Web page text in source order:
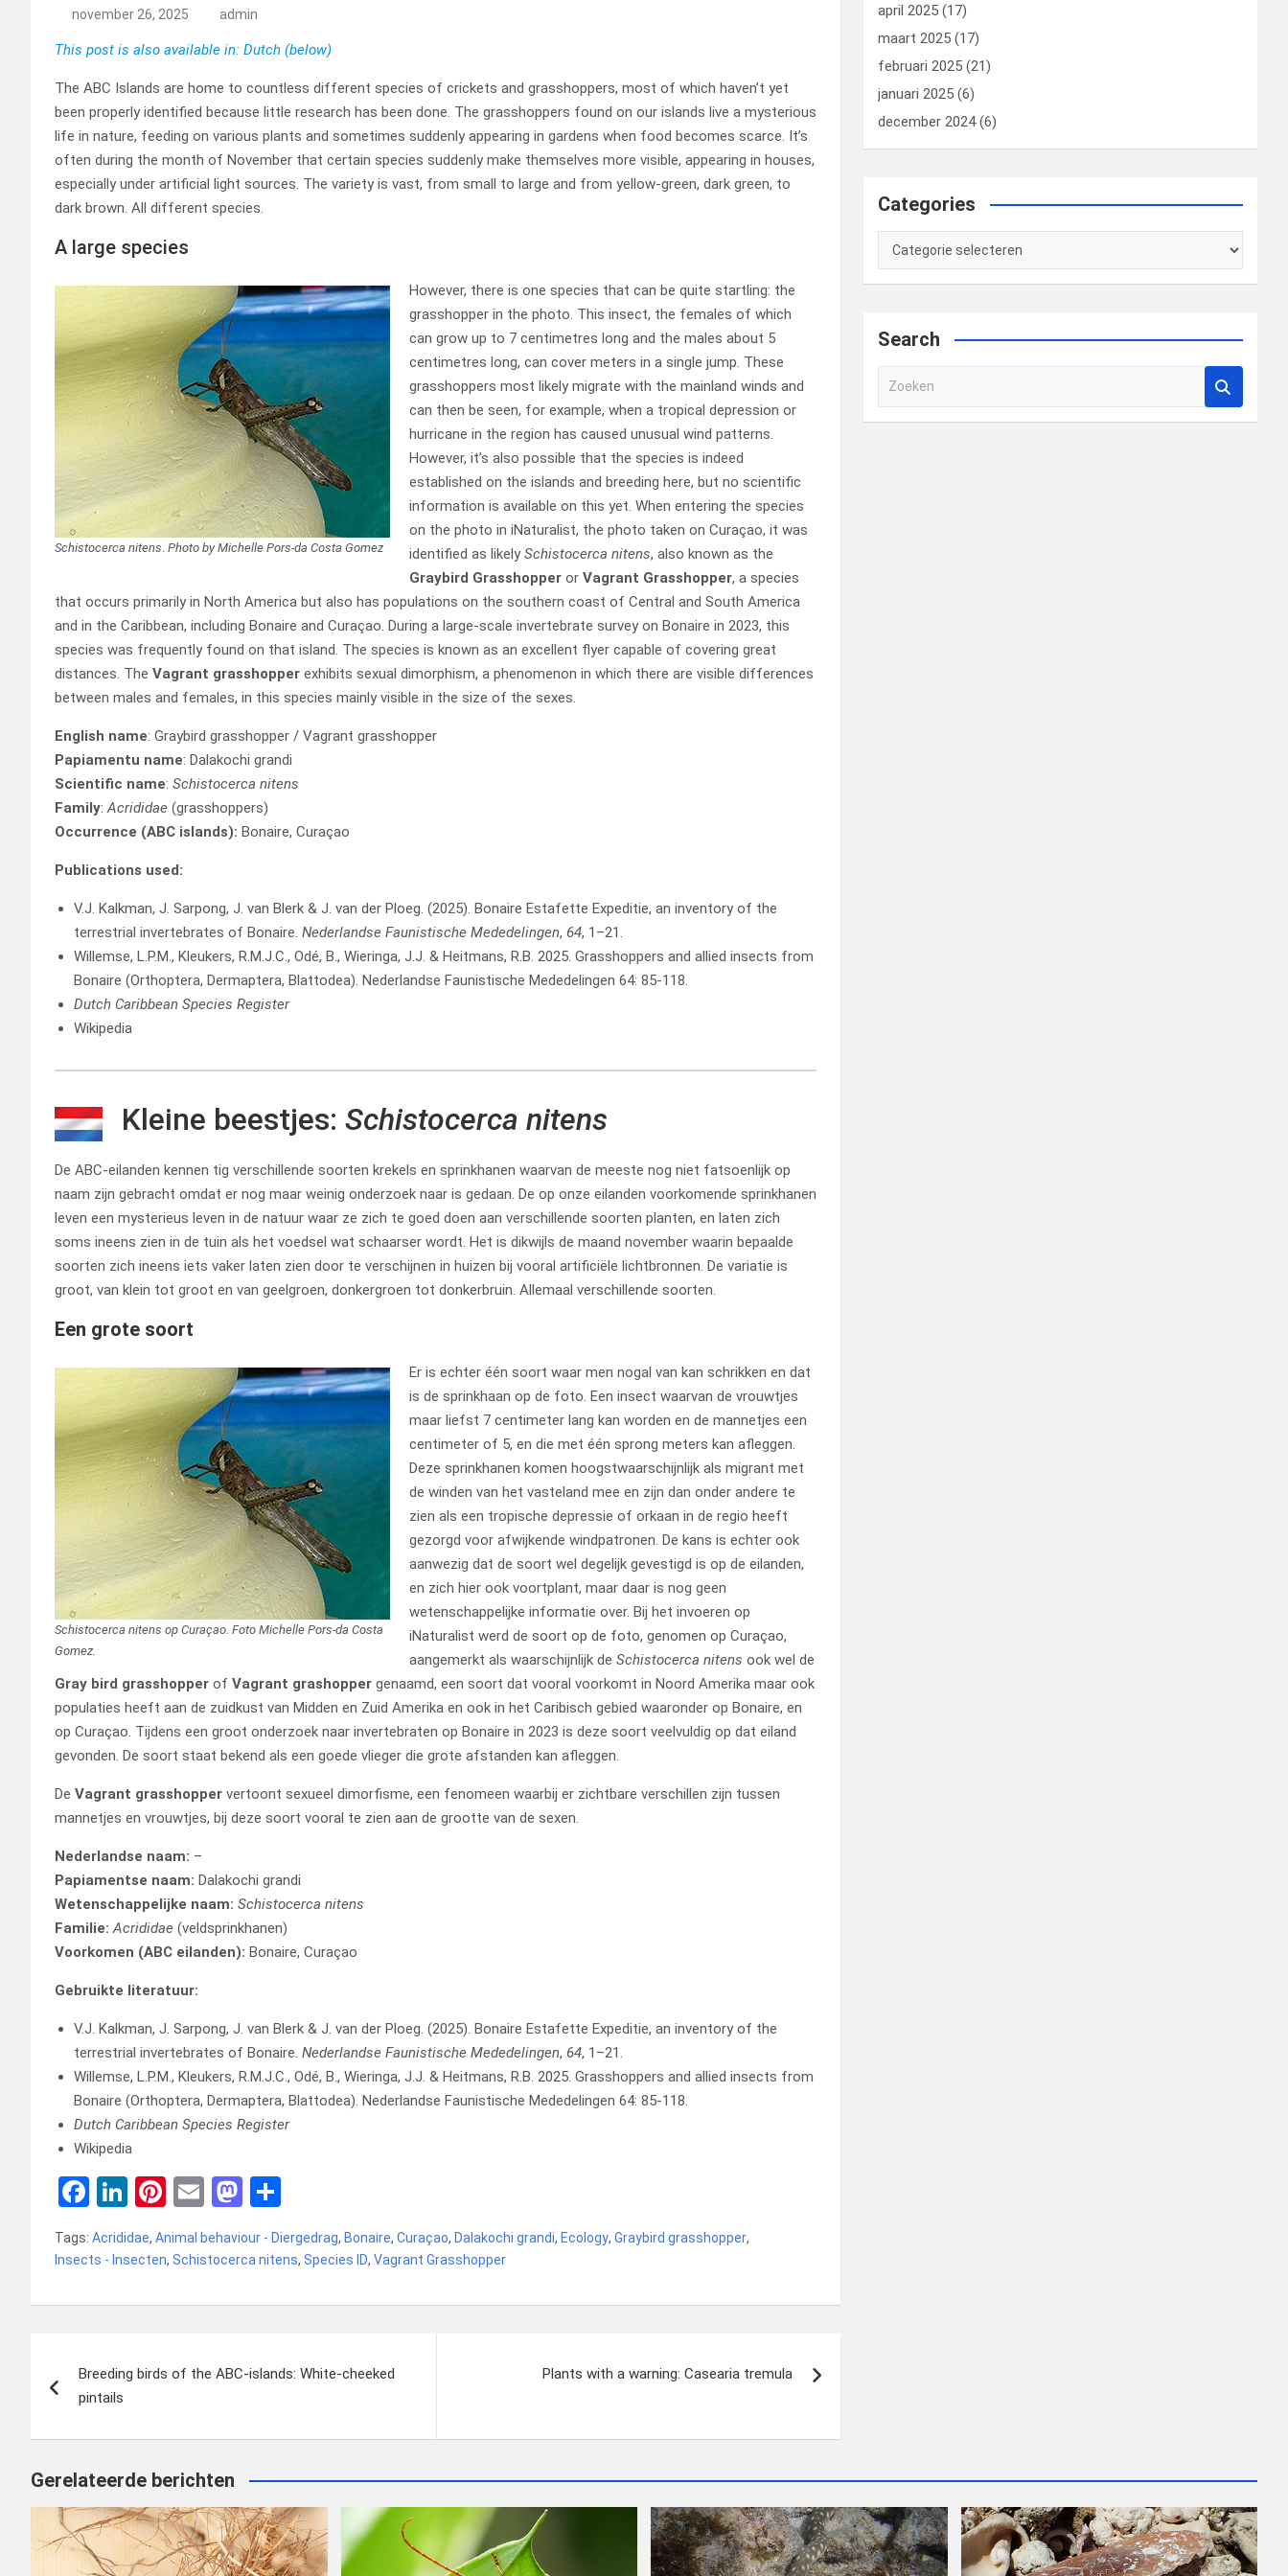
november 26, 2025 admin
This post is also available in: Dutch (below)
The ABC Islands are home to countless different species of crickets and grasshoppers, most of which haven’t yet
been properly identified because little research has been done. The grasshoppers found on our islands live a mysterious
life in nature, feeding on various plants and sometimes suddenly appearing in gardens when food becomes scarce. It’s
often during the month of November that certain species suddenly make themselves more visible, appearing in houses,
especially under artificial light sources. The variety is vast, from small to large and from yellow-green, dark green, to
dark brown. All different species.
A large species
Schistocerca nitens. Photo by Michelle Pors-da Costa Gomez
However, there is one species that can be quite startling: the
grasshopper in the photo. This insect, the females of which
can grow up to 7 centimetres long and the males about 5
centimetres long, can cover meters in a single jump. These
grasshoppers most likely migrate with the mainland winds and
can then be seen, for example, when a tropical depression or
hurricane in the region has caused unusual wind patterns.
However, it’s also possible that the species is indeed
established on the islands and breeding here, but no scientific
information is available on this yet. When entering the species
on the photo in iNaturalist, the photo taken on Curaçao, it was
identified as likelySchistocerca nitens, also known as the
Graybird Grasshopper or Vagrant Grasshopper, a species
that occurs primarily in North America but also has populations on the southern coast of Central and South America
and in the Caribbean, including Bonaire and Curaçao. During a large-scale invertebrate survey on Bonaire in 2023, this
species was frequently found on that island. The species is known as an excellent flyer capable of covering great
distances. The Vagrant grasshopper exhibits sexual dimorphism, a phenomenon in which there are visible differences
between males and females, in this species mainly visible in the size of the sexes.
English name: Graybird grasshopper / Vagrant grasshopper
Papiamentu name: Dalakochi grandi
Scientific name: Schistocerca nitens
Family:Acrididae (grasshoppers)
Occurrence (ABC islands): Bonaire, Curaçao
Publications used:
V.J. Kalkman, J. Sarpong, J. van Blerk & J. van der Ploeg. (2025). Bonaire Estafette Expeditie, an inventory of the
terrestrial invertebrates of Bonaire. Nederlandse Faunistische Mededelingen, 64, 1–21.
Willemse, L.P.M., Kleukers, R.M.J.C., Odé, B., Wieringa, J.J. & Heitmans, R.B. 2025. Grasshoppers and allied insects from
Bonaire (Orthoptera, Dermaptera, Blattodea). Nederlandse Faunistische Mededelingen 64: 85-118.
Dutch Caribbean Species Register
Wikipedia
Kleine beestjes: Schistocerca nitens
De ABC-eilanden kennen tig verschillende soorten krekels en sprinkhanen waarvan de meeste nog niet fatsoenlijk op
naam zijn gebracht omdat er nog maar weinig onderzoek naar is gedaan. De op onze eilanden voorkomende sprinkhanen
leven een mysterieus leven in de natuur waar ze zich te goed doen aan verschillende soorten planten, en laten zich
soms ineens zien in de tuin als het voedsel wat schaarser wordt. Het is dikwijls de maand november waarin bepaalde
soorten zich ineens iets vaker laten zien door te verschijnen in huizen bij vooral artificiële lichtbronnen. De variatie is
groot, van klein tot groot en van geelgroen, donkergroen tot donkerbruin. Allemaal verschillende soorten.
Een grote soort
Schistocerca nitens op Curaçao. Foto Michelle Pors-da Costa
Gomez.
Er is echter één soort waar men nogal van kan schrikken en dat
is de sprinkhaan op de foto. Een insect waarvan de vrouwtjes
maar liefst 7 centimeter lang kan worden en de mannetjes een
centimeter of 5, en die met één sprong meters kan afleggen.
Deze sprinkhanen komen hoogstwaarschijnlijk als migrant met
de winden van het vasteland mee en zijn dan onder andere te
zien als een tropische depressie of orkaan in de regio heeft
gezorgd voor afwijkende windpatronen. De kans is echter ook
aanwezig dat de soort wel degelijk gevestigd is op de eilanden,
en zich hier ook voortplant, maar daar is nog geen
wetenschappelijke informatie over. Bij het invoeren op
iNaturalist werd de soort op de foto, genomen op Curaçao,
aangemerkt als waarschijnlijk de Schistocerca nitens ook wel de
Gray bird grasshopper of Vagrant grashopper genaamd, een soort dat vooral voorkomt in Noord Amerika maar ook
populaties heeft aan de zuidkust van Midden en Zuid Amerika en ook in het Caribisch gebied waaronder op Bonaire, en
op Curaçao. Tijdens een groot onderzoek naar invertebraten op Bonaire in 2023 is deze soort veelvuldig op dat eiland
gevonden. De soort staat bekend als een goede vlieger die grote afstanden kan afleggen.
De Vagrant grasshopper vertoont sexueel dimorfisme, een fenomeen waarbij er zichtbare verschillen zijn tussen
mannetjes en vrouwtjes, bij deze soort vooral te zien aan de grootte van de sexen.
Nederlandse naam: –
Papiamentse naam: Dalakochi grandi
Wetenschappelijke naam: Schistocerca nitens
Familie:Acrididae (veldsprinkhanen)
Voorkomen (ABC eilanden): Bonaire, Curaçao
Gebruikte literatuur:
V.J. Kalkman, J. Sarpong, J. van Blerk & J. van der Ploeg. (2025). Bonaire Estafette Expeditie, an inventory of the
terrestrial invertebrates of Bonaire. Nederlandse Faunistische Mededelingen, 64, 1–21.
Willemse, L.P.M., Kleukers, R.M.J.C., Odé, B., Wieringa, J.J. & Heitmans, R.B. 2025. Grasshoppers and allied insects from
Bonaire (Orthoptera, Dermaptera, Blattodea). Nederlandse Faunistische Mededelingen 64: 85-118.
Dutch Caribbean Species Register
Wikipedia
F
a
ce
o
k
Li
n
ke
n
Pi
nt
er
t
E
m
ail
M
st
d
n
el
e
Tags: Acrididae, Animal behaviour - Diergedrag, Bonaire, Curaçao, Dalakochi grandi, Ecology, Graybird grasshopper,
Insects - Insecten, Schistocerca nitens, Species ID, Vagrant Grasshopper
navigatie
Breeding birds of the ABC-islands: White-cheeked
pintails
Plants with a warning: Casearia tremula
april 2025 (17)
maart 2025 (17)
februari 2025 (21)
januari 2025 (6)
december 2024(6)
Categories
Categories
Search
e
Gerelateerde berichten